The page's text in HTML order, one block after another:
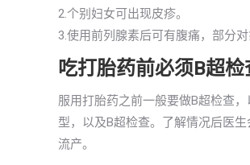
2.个别妇女可出现皮疹。
3.使用前列腺素后可有腹痛，部分
吃打胎药前必须B超检
服用打胎药之前一般要做B超检查
型，以及B超检查。了解情况后医
流产。